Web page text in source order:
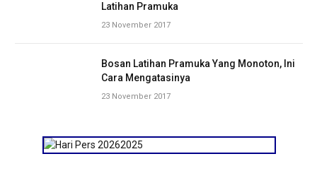
Latihan Pramuka
23 November 2017
Bosan Latihan Pramuka Yang Monoton, Ini
Cara Mengatasinya
23 November 2017